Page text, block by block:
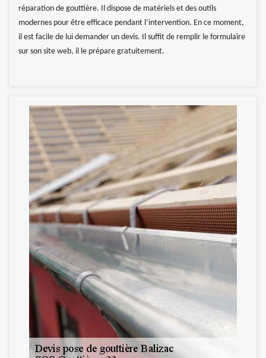
réparation de gouttière. Il dispose de matériels et des outils
modernes pour être efficace pendant l’intervention. En ce moment,
il est facile de lui demander un devis. Il suffit de remplir le formulaire
sur son site web, il le prépare gratuitement.